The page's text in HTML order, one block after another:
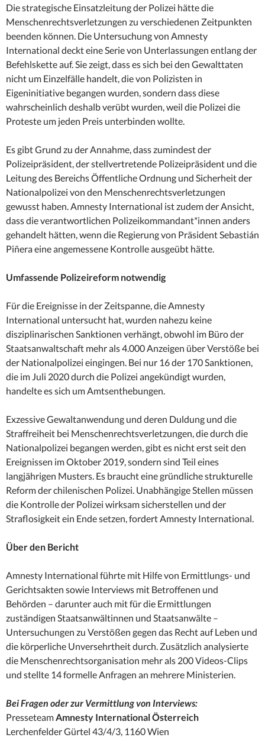
Die strategische Einsatzleitung der Polizei hätte die
Menschenrechtsverletzungen zu verschiedenen Zeitpunkten
beenden können. Die Untersuchung von Amnesty
International deckt eine Serie von Unterlassungen entlang der
Befehlskette auf. Sie zeigt, dass es sich bei den Gewalttaten
nicht um Einzelfälle handelt, die von Polizisten in
Eigeninitiative begangen wurden, sondern dass diese
wahrscheinlich deshalb verübt wurden, weil die Polizei die
Proteste um jeden Preis unterbinden wollte.
Es gibt Grund zu der Annahme, dass zumindest der
Polizeipräsident, der stellvertretende Polizeipräsident und die
Leitung des Bereichs Öffentliche Ordnung und Sicherheit der
Nationalpolizei von den Menschenrechtsverletzungen
gewusst haben. Amnesty International ist zudem der Ansicht,
dass die verantwortlichen Polizeikommandant*innen anders
gehandelt hätten, wenn die Regierung von Präsident Sebastián
Piñera eine angemessene Kontrolle ausgeübt hätte.
Umfassende Polizeireform notwendig
Für die Ereignisse in der Zeitspanne, die Amnesty
International untersucht hat, wurden nahezu keine
disziplinarischen Sanktionen verhängt, obwohl im Büro der
Staatsanwaltschaft mehr als 4.000 Anzeigen über Verstöße bei
der Nationalpolizei eingingen. Bei nur 16 der 170 Sanktionen,
die im Juli 2020 durch die Polizei angekündigt wurden,
handelte es sich um Amtsenthebungen.
Exzessive Gewaltanwendung und deren Duldung und die
Straffreiheit bei Menschenrechtsverletzungen, die durch die
Nationalpolizei begangen werden, gibt es nicht erst seit den
Ereignissen im Oktober 2019, sondern sind Teil eines
langjährigen Musters. Es braucht eine gründliche strukturelle
Reform der chilenischen Polizei. Unabhängige Stellen müssen
die Kontrolle der Polizei wirksam sicherstellen und der
Straflosigkeit ein Ende setzen, fordert Amnesty International.
Über den Bericht
Amnesty International führte mit Hilfe von Ermittlungs- und
Gerichtsakten sowie Interviews mit Betroffenen und
Behörden – darunter auch mit für die Ermittlungen
zuständigen Staatsanwältinnen und Staatsanwälte –
Untersuchungen zu Verstößen gegen das Recht auf Leben und
die körperliche Unversehrtheit durch. Zusätzlich analysierte
die Menschenrechtsorganisation mehr als 200 Videos-Clips
und stellte 14 formelle Anfragen an mehrere Ministerien.
Bei Fragen oder zur Vermittlung von Interviews:
PresseteamAmnesty International Österreich
Lerchenfelder Gürtel 43/4/3, 1160 Wien